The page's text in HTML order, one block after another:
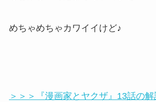
めちゃめちゃカワイイけど♪
＞＞＞『漫画家とヤクザ』13話の